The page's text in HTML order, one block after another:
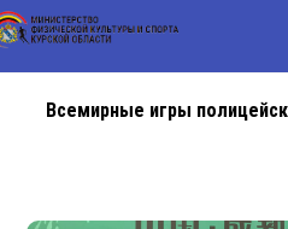
Всемирные игры